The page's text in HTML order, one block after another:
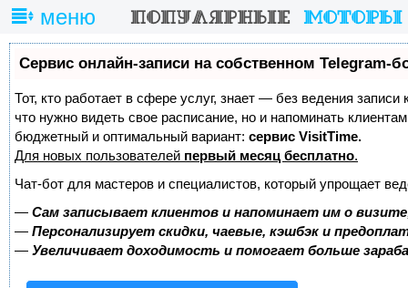
меню
Сервис онлайн-записи на собственном Telegram-
Тот, кто работает в сфере услуг, знает — без ведения записи
что нужно видеть свое расписание, но и напоминать
бюджетный и оптимальный вариант: сервис VisitTime.
Для новых пользователей первый месяц бесплатно.
Чат-бот для мастеров и специалистов, который упрощает
— Сам записывает клиентов и напоминает им о
— Персонализирует скидки, чаевые, кэшбэк и
— Увеличивает доходимость и помогает больше